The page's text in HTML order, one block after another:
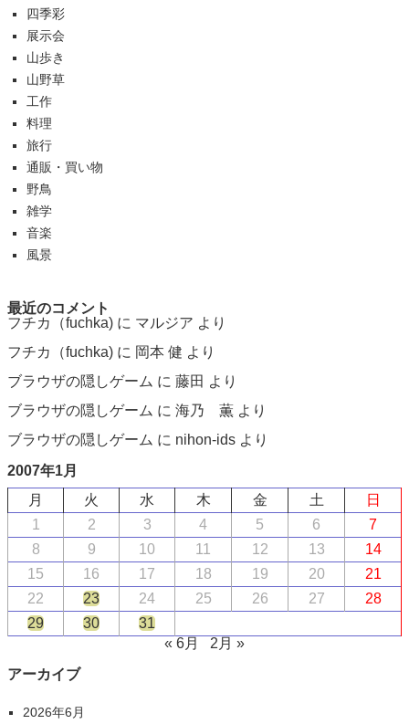
四季彩
展示会
山歩き
山野草
工作
料理
旅行
通販・買い物
野鳥
雑学
音楽
風景
最近のコメント
フチカ（fuchka) に マルジア より
フチカ（fuchka) に 岡本 健 より
ブラウザの隠しゲーム に 藤田 より
ブラウザの隠しゲーム に 海乃 薫 より
ブラウザの隠しゲーム に nihon-ids より
2007年1月
月
火 水 木 金 土
日
1
2 3 4 5 6
7
8
9 10 11 12 13
14
15
16 17 18 19 20
21
22
23 24 25 26 27
28
29
30
31
« 6月
2月 »
アーカイブ
2026年6月